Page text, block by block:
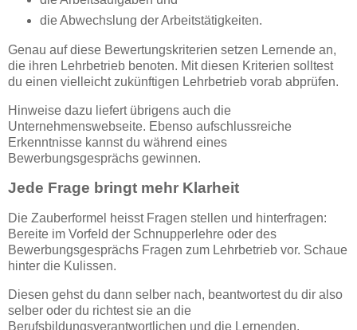
die Abwechslung der Arbeitstätigkeiten.
Genau auf diese Bewertungskriterien setzen Lernende an,
die ihren Lehrbetrieb benoten. Mit diesen Kriterien solltest
du einen vielleicht zukünftigen Lehrbetrieb vorab abprüfen.
Hinweise dazu liefert übrigens auch die
Unternehmenswebseite. Ebenso aufschlussreiche
Erkenntnisse kannst du während eines
Bewerbungsgesprächs gewinnen.
Jede Frage bringt mehr Klarheit
Die Zauberformel heisst Fragen stellen und hinterfragen:
Bereite im Vorfeld der Schnupperlehre oder des
Bewerbungsgesprächs Fragen zum Lehrbetrieb vor. Schaue
hinter die Kulissen.
Diesen gehst du dann selber nach, beantwortest du dir also
selber oder du richtest sie an die
Berufsbildungsverantwortlichen und die Lernenden.